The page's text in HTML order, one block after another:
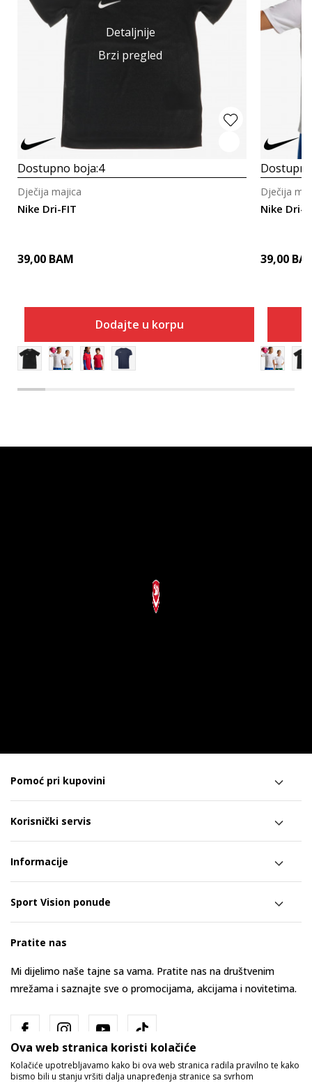
Detaljnije
Brzi pregled
Dostupno boja:4
Nike Dri-FIT
Dječija majica
39,00 BAM
Dodajte u korpu
Nike Dri-
Dječija
39,00
Pomoć pri kupovini
Korisnički servis
Informacije
Sport Vision ponude
Pratite nas
Mi dijelimo naše tajne sa vama. Pratite nas na društvenim
mrežama i saznajte sve o promocijama, akcijama i novitetima.
Ova web stranica koristi kolačiće
Kolačiće upotrebljavamo kako bi ova web stranica radila pravilno te kako
bismo bili u stanju vršiti dalja unapređenja stranice sa svrhom